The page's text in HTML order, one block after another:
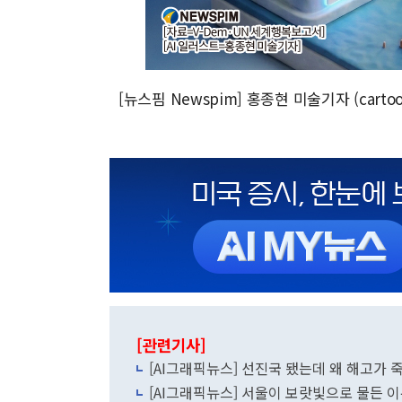
[뉴스핌 Newspim] 홍종현 미술기자
[관련기사]
[AI그래픽뉴스] 선진국 됐는데 왜 해고가
[AI그래픽뉴스] 서울이 보랏빛으로 물든